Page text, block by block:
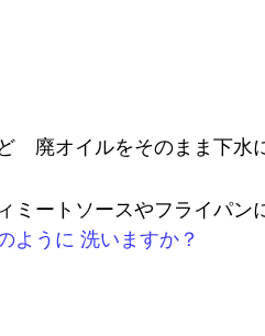
　廃オイルをそのまま下水
ミートソースやフライパン
ように 洗いますか？